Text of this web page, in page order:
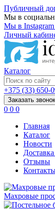
Публичный
Мы в
Мы в Instagram
Личный
Каталог
+375 (33) 650-
Заказать звонок
0 0 0
Главная
Каталог
Новости
Отзывы
Махровые